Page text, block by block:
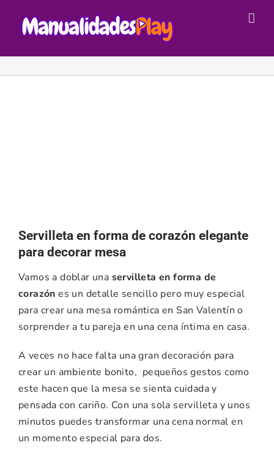
contenido
Servilleta en forma de corazón elegante
para decorar mesa
Vamos a doblar una servilleta en forma de
corazón es un detalle sencillo pero muy especial
para crear una mesa romántica en San Valentín o
sorprender a tu pareja en una cena íntima en casa.
A veces no hace falta una gran decoración para
crear un ambiente bonito, pequeños gestos como
este hacen que la mesa se sienta cuidada y
pensada con cariño. Con una sola servilleta y unos
minutos puedes transformar una cena normal en
un momento especial para dos.